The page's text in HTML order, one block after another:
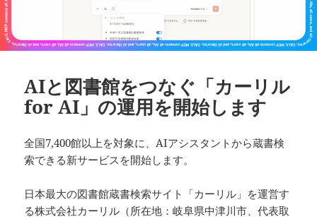
AIと図書館をつなぐ「カーリル
for AI」の運用を開始します
全国7,400館以上を対象に、AIアシスタントから蔵書検
索できる新サービスを開始します。
日本最大の図書館蔵書検索サイト「カーリル」を運営す
る株式会社カーリル（所在地：岐阜県中津川市、代表取